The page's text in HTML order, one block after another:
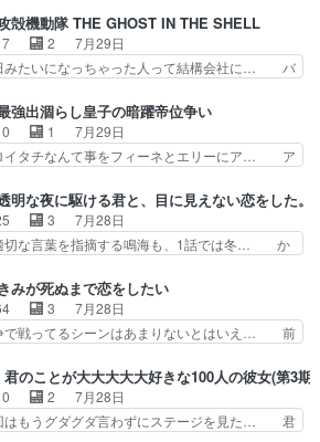
めてたけどなんだかん… いきなりシリアス展
ち込んでくるじゃん… 春希の家庭事情は複
食事とか隼人が親身…
更新しました!!宜しければ、是非… 計画通り
いかないね笑やり遂げた(ほぼ… 今回もター
に不都合なことがあったりし… 白髪の男性が
た家族を失った喪無感が、… 連邦に対して有
注ぐターニャの勝利軍… 犠牲を払っても良い
お前たちが前線へ行… 戦闘がアッサリし過ぎ
ない？戦争がメイ…
殻機動隊 THE GHOST IN THE SHELL
2
7月29日
みたいになっちゃった人って結構会社に… バ
目もうただのロボでしかないんだよ… 俺らの
きそりゃいやだろwwバトー＆ト… イノセン
元となった回だけど、ガイノイ… アダム・リ
やジェイムスン(教授)型サ… アンドロイドも
スの土台になったエピ… コミカルなのにも慣
きました。１話でし… ロボットの反乱は今と
ては良くある話し…
強出涸らし皇子の暗躍帝位争い
1
7月29日
イタチなんて事をフィーネとエリーにア… ア
ーを呼ぶ笛？黒幕は狩猟祭とは関係… 平凡な
に見える眼鏡w眼鏡属性は持ち合… 神アニ
ケテーイ！「騎士狩猟祭、前夜の… フィーネ
ルノルトに活躍してもらいたが… 第４話を
ィーネの２度目のデート出… マジできな臭い
位争い。姉からの刺客を… ふぃーねと町の様
見に行ったら町中で窃…
明な夜に駆ける君と、目に見えない恋をした。
3
7月28日
切な言葉を指摘する鳴海も、1話では冬… か
ていいのかわからず戸惑うかけるも… 盲目だ
手の表情も分からないからどう思… 今期のバ
ナンバーみたいなOPアニメ。… 初デートで
を笑わせようとする姿も冬月… 特に大きな事
わせようとする姿も冬月… 3話までは主人公
うでもいいことでずっ… 花火購入に浅草へ…
当たりばったり訪問…
みが死ぬまで恋をしたい
3
7月28日
で戦ってるシーンはあまりないとはいえ… 前
在で揺らぐ14クラス約束された死… ミミの
をあっさり受け入れたのは拍子抜… 蘇生魔法
下衆い国なら進退窮まったら手… 蘇生魔法ヤ
けどミミいなかったら詰んで… アニメオタク
君のことが大大大大大好きな100人の彼女(第3期)
2
7月28日
はもうグダグダ言わずにステージを見た… 君